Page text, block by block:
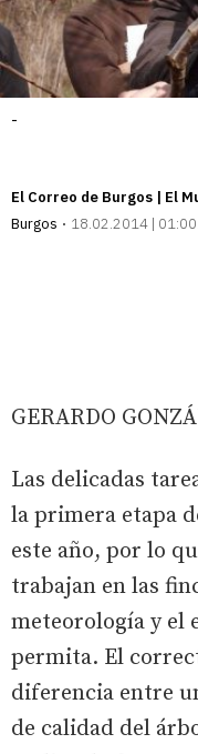
-
El Correo de Burgos | El
Burgos
18.02.2014 | 01:00
GERARDO
Las delicadas
la primera etapa
este año, por lo
trabajan en las
meteorología y el
permita. El
diferencia entre
de calidad del